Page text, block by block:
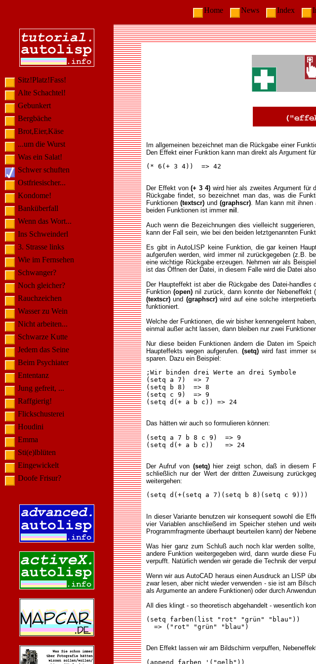
Home News Index
Sitz!Platz!Fass!
Alte Schachtel!
Gebunkert
Bergbäche
Brot,Eier,Käse
...um die Wurst
Was ein Salat!
Schwer schuften
Ostfriesischer...
Kondome!
Banküberfall
Wenn das Wort...
Ins Schweinderl
3. Strasse links
Wie im Fernsehen
Schwanger?
Noch gleicher?
Rauchzeichen
Wasser zu Wein
Nicht arbeiten...
Schwarze Kutte
Jedem das Seine
Beim Psychiater
Ententanz
Jung gefreit, ...
Raffgierig!
Flickschusterei
Houdini
Emma
Sti(e)lblüten
Eingewickelt
Doofe Frisur?
Im allgemeinen bezeichnet man die Rückgabe einer
Den Effekt einer Funktion kann man direkt als Argument
(* 6(+ 3 4))  => 42
Der Effekt von(+ 3 4)wird hier als zweites Argument für
Rückgabe findet, so bezeichnet man das, was die
Funktionen (textscr) und (graphscr) . Man kann mit
beiden Funktionen ist immer nil
Auch wenn die Bezeichnungen dies vielleicht
kann der Fall sein, wie bei den beiden letztgenannten
Es gibt in AutoLISP keine Funktion, die gar keinen
aufgerufen werden, wird immer nil zurückgegeben (z.B.
eine wichtige Rückgabe erzeugen. Nehmen wir als
ist das Öffnen der Datei, in diesem Falle wird die Datei
Der Haupteffekt ist aber die Rückgabe des Datei-
Funktion(open) nil zurück, dann konnte der Nebeneffekt
(textscr) und (graphscr)wird auf eine solche
funktioniert.
Welche der Funktionen, die wir bisher kennengelernt
einmal außer acht lassen, dann bleiben nur zwei
Nur diese beiden Funktionen ändern die Daten im
Haupteffekts wegen aufgerufen.(setq) wird fast immer
sparen. Dazu ein Beispiel:
;Wir binden drei Werte an drei Symbole
(setq a 7)  => 7
(setq b 8)  => 8
(setq c 9)  => 9
(setq d(+ a b c)) => 24
Das hätten wir auch so formulieren können:
(setq a 7 b 8 c 9)  => 9
(setq d(+ a b c))   => 24
Der Aufruf von (setq)hier zeigt schon, daß in diesem
schließlich nur der Wert der dritten Zuweisung
weitergehen:
(setq d(+(setq a 7)(setq b 8)(setq c 9)))
In dieser Variante benutzen wir konsequent sowohl die
vier Variablen anschließend im Speicher stehen und
Programmfragmente überhaupt beurteilen kann) der
Was hier ganz zum Schluß auch noch klar werden
andere Funktion weitergegeben wird, dann wurde diese
verpufft. Natürlich wenden wir gerade die Technik der
Wenn wir aus AutoCAD heraus einen Ausdruck an LISP
zwar lesen, aber nicht wieder verwenden - sie ist am
als Argumente an andere Funktionen) oder durch
All dies klingt - so theoretisch abgehandelt - wesentlich
(setq farben(list "rot" "grün" "blau"))
  => ("rot" "grün" "blau")
Den Effekt lassen wir am Bildschirm verpuffen,
(append farben '("gelb"))